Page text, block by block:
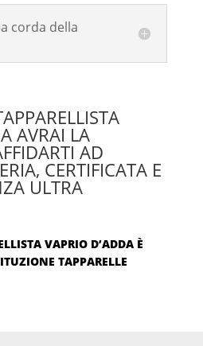
corda della
AVRAI LA
AD
CERTIFICATA E
ULTRA
VAPRIO D’ADDA È
TAPPARELLE